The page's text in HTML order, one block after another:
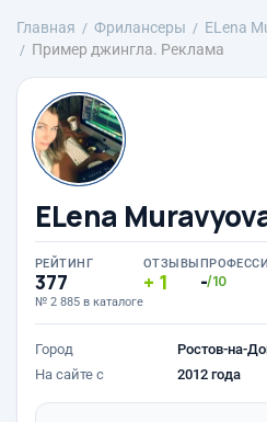
Главная Фрилансеры ELena
Пример джингла. Реклама
ELena
РЕЙТИНГ
377
№ 2 885 в каталоге
ОТЗЫВЫ
1 -/10
Город
Ростов-на-
На сайте с
2012 года